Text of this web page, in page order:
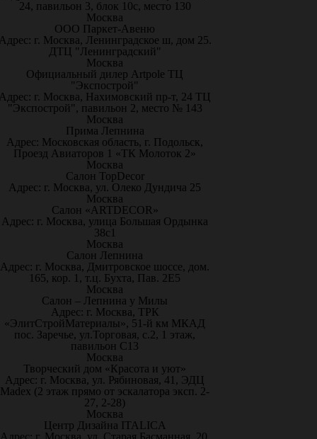
24, павильон 3, блок 10с, место 130
Москва
ООО Паркет-Авeню
г. Москва, Ленинградское ш, дом 25.
ДТЦ "Ленинградский"
Москва
Официальный дилер Artpole ТЦ
"Экспострой"
г. Москва, Нахимовский пр-т, 24 ТЦ
"Экспострой", павильон 2, место № 143
Москва
Прима Лепнина
Адрес: Московская область, г. Подольск,
Проезд Авиаторов 1 «ТК Молоток 2»
Москва
Салон TopDecor
Адрес: г. Москва, ул. Олеко Дундича 25
Москва
Салон «ARTDECOR»
Адрес: г. Москва, улица Большая Ордынка
38с1
Москва
Салон Лепнина
Адрес: г. Москва, Дмитровское шоссе, дом.
165, кор. 1, т.ц. Бухта, Пав. 2Е5
Москва
Салон – Лепнина у Милы
Адрес: г. Москва, ТРК
«ЭлитСтройМатериалы», 51-й км МКАД
пос. Заречье, ул.Торговая, с.2, 1 этаж,
павильон С13
Москва
Творческий дом «Красота и уют»
Адрес: г. Москва, ул. Рябиновая, 41, ЭДЦ
Madex (2 этаж прямо от эскалатора эксп. 2-
27, 2-28)
Москва
Центр Дизайна ITALICA
Адрес: г. Москва, ул. Старая Басманная, 20,